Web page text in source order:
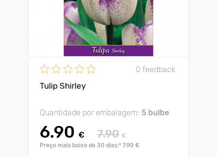
0 feedback
Tulip Shirley
Quantidade por embalagem: 5 bulbe
6.90 € 7.90 €
Preço mais baixo de 30 dias:* 7.90 €